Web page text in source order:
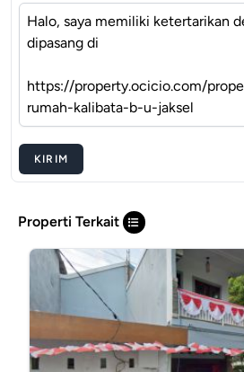
KIRIM
Properti Terkait